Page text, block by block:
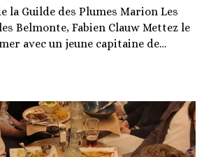
la Guilde des Plumes Marion Les
Belmonte, Fabien Clauw Mettez le
avec un jeune capitaine de…